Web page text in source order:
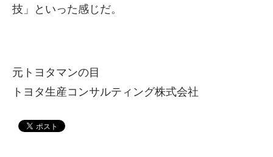
技」といった感じだ。
元トヨタマンの目
トヨタ生産コンサルティング株式会社